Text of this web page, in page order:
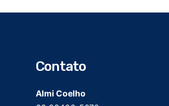
Contato
Almi Coelho